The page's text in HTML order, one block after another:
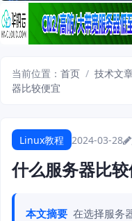
当前位置： 首页 / 技术文
器比较便宜
Linux教程 2024-03-28
什么服务器比
本文摘要 在选择服务